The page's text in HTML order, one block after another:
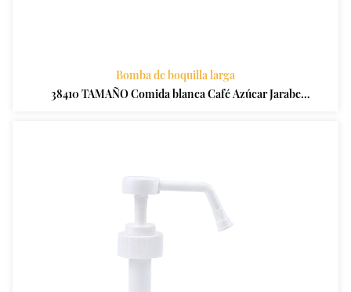
Bomba de boquilla larga
38410 TAMAÑO Comida blanca Café Azúcar Jarabe